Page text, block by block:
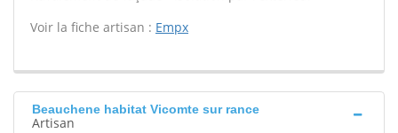
Voir la fiche artisan : Empx
Beauchene habitat Vicomte sur rance
Artisan